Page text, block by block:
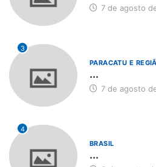
7 de agosto
3
PARACATU E
...
7 de agosto
4
BRASIL
...